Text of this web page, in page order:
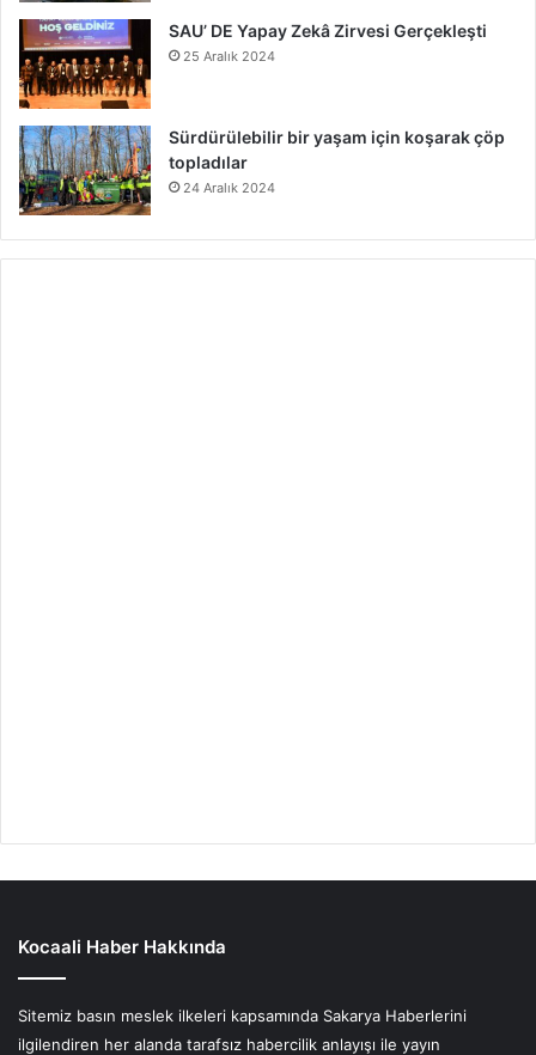
SAU’ DE Yapay Zekâ Zirvesi Gerçekleşti
25 Aralık 2024
Sürdürülebilir bir yaşam için koşarak çöp
topladılar
24 Aralık 2024
Kocaali Haber Hakkında
Sitemiz basın meslek ilkeleri kapsamında Sakarya Haberlerini
ilgilendiren her alanda tarafsız habercilik anlayışı ile yayın